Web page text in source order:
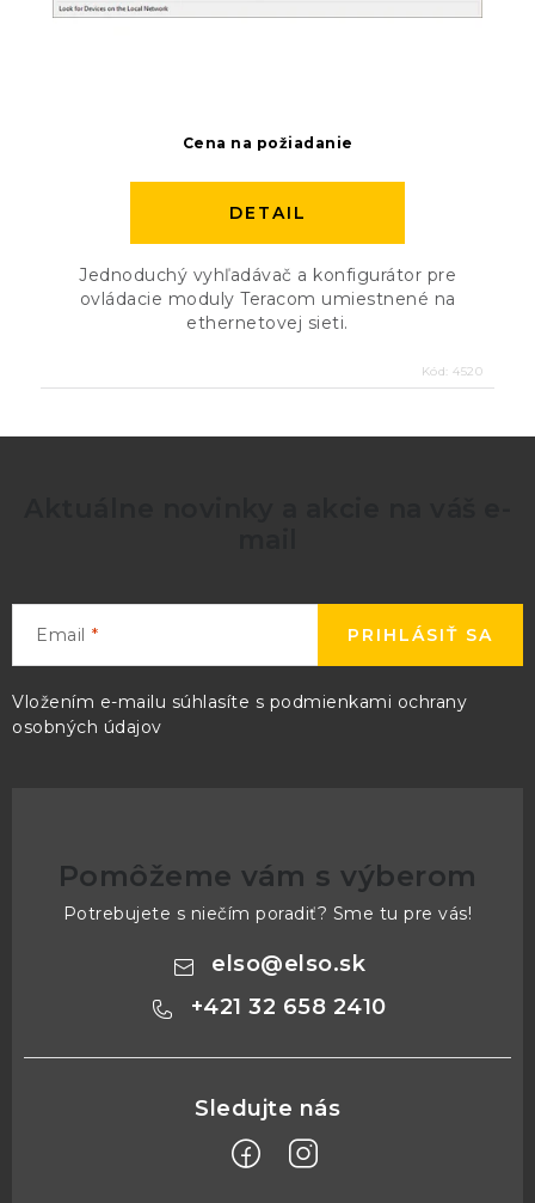
Cena na požiadanie
DETAIL
Jednoduchý vyhľadávač a konfigurátor pre
ovládacie moduly Teracom umiestnené na
ethernetovej sieti.
Kód: 4520
Email
Vložením e-mailu súhlasíte s podmienkami ochrany
osobných údajov
PRIHLÁSIŤ SA
Pomôžeme vám s výberom
Potrebujete s niečím poradiť? Sme tu pre vás!
elso@elso.sk
+421 32 658 2410